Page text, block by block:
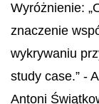
Wyróżnienie:
znaczenie
wykrywaniu
study case.” -
Antoni